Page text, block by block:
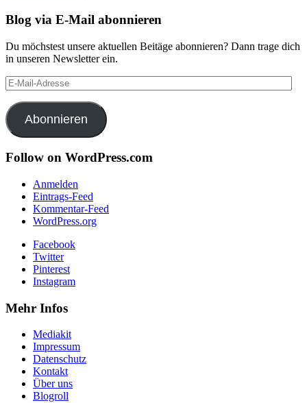
Blog via E-Mail abonnieren
Du möchstest unsere aktuellen Beitäge abonnieren? Dann trage dich
in unseren Newsletter ein.
E-
Mail-
Adresse
Abonnieren
Follow on WordPress.com
Anmelden
Eintrags-Feed
Kommentar-Feed
WordPress.org
Facebook
Twitter
Pinterest
Instagram
Mehr Infos
Mediakit
Impressum
Datenschutz
Kontakt
Über uns
Blogroll